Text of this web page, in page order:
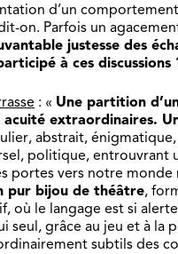
d’un
on. Parfois un
justesse des
à ces discussions
: « Une partition
acuité extraordinaires.
abstrait, énigmatique,
politique, entrouvrant
portes vers notre monde
pur bijou de théâtre,
où le langage est si
seul, grâce au jeu et à la
subtils des